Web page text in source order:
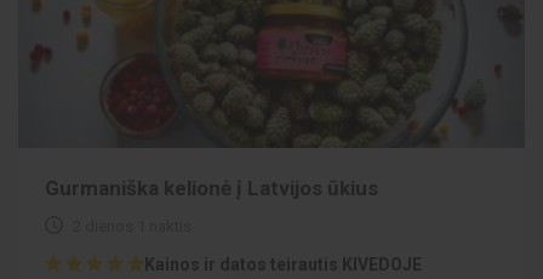
Gurmaniška kelionė į Latvijos ūkius
Kainos ir datos teirautis KIVEDOJE